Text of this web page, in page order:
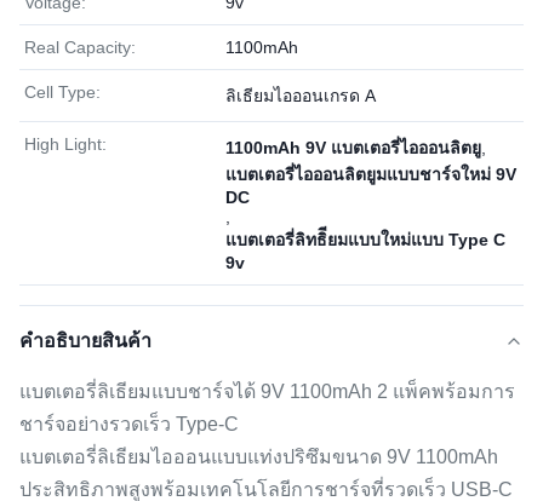
Real Capacity: 1100mAh
Cell Type: ลิเธียมไอออนเกรด A
High Light: 1100mAh 9V แบตเตอรี่ไอออนลิตยู
แบตเตอรี่ไอออนลิตยูมแบบชาร์จใหม่ 9V
DC
แบตเตอรี่ลิทธิียมแบบใหม่แบบ Type C
9v
คําอธิบายสินค้า
แบตเตอรี่ลิเธียมแบบชาร์จได้ 9V 1100mAh 2 แพ็คพร้อมการ
ชาร์จอย่างรวดเร็ว Type-C
แบตเตอรี่ลิเธียมไอออนแบบแท่งปริซึมขนาด 9V 1100mAh
ประสิทธิภาพสูงพร้อมเทคโนโลยีการชาร์จที่รวดเร็ว USB-C